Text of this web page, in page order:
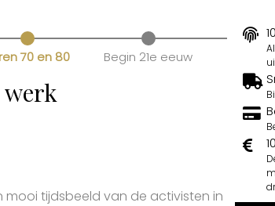
70 en 80 Begin 21e eeuw
werk
tijdsbeeld van de activisten in